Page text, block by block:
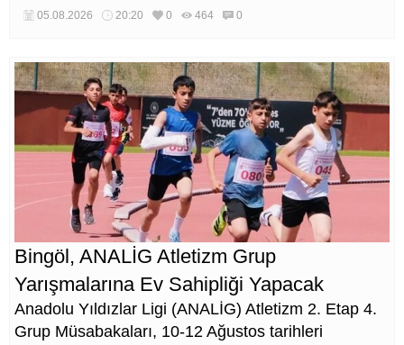
05.08.2026 20:20 0 464 0
Bingöl, ANALİG Atletizm Grup
Yarışmalarına Ev Sahipliği Yapacak
Anadolu Yıldızlar Ligi (ANALİG) Atletizm 2. Etap 4.
Grup Müsabakaları, 10-12 Ağustos tarihleri